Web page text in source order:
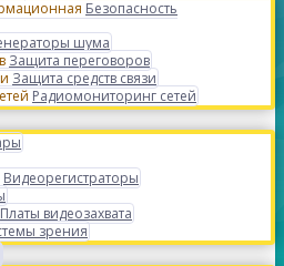
Безопасность
шума
Защита переговоров
Защита средств связи
Радиомониторинг сетей
Видеорегистраторы
Платы видеозахвата
зрения